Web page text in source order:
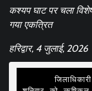
कश्यप घाट पर चला
गया एकत्रित
हरिद्वार, 4 जुलाई, 2026
      जिलाधिकारी मयूर दीक्षित के निर्देशों के अनुपालन में आज